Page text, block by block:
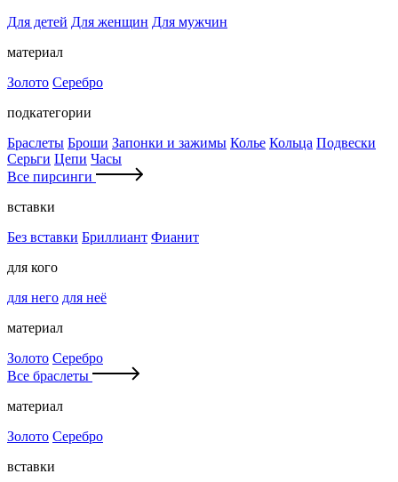
Для детей Для женщин Для мужчин
материал
Золото Серебро
подкатегории
Браслеты Броши Запонки и зажимы Колье Кольца Подвески
Серьги Цепи Часы
Все пирсинги
вставки
Без вставки Бриллиант Фианит
для кого
для него для неё
материал
Золото Серебро
Все браслеты
материал
Золото Серебро
вставки